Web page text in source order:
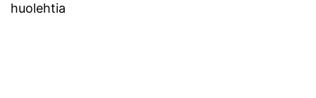
huolehtia